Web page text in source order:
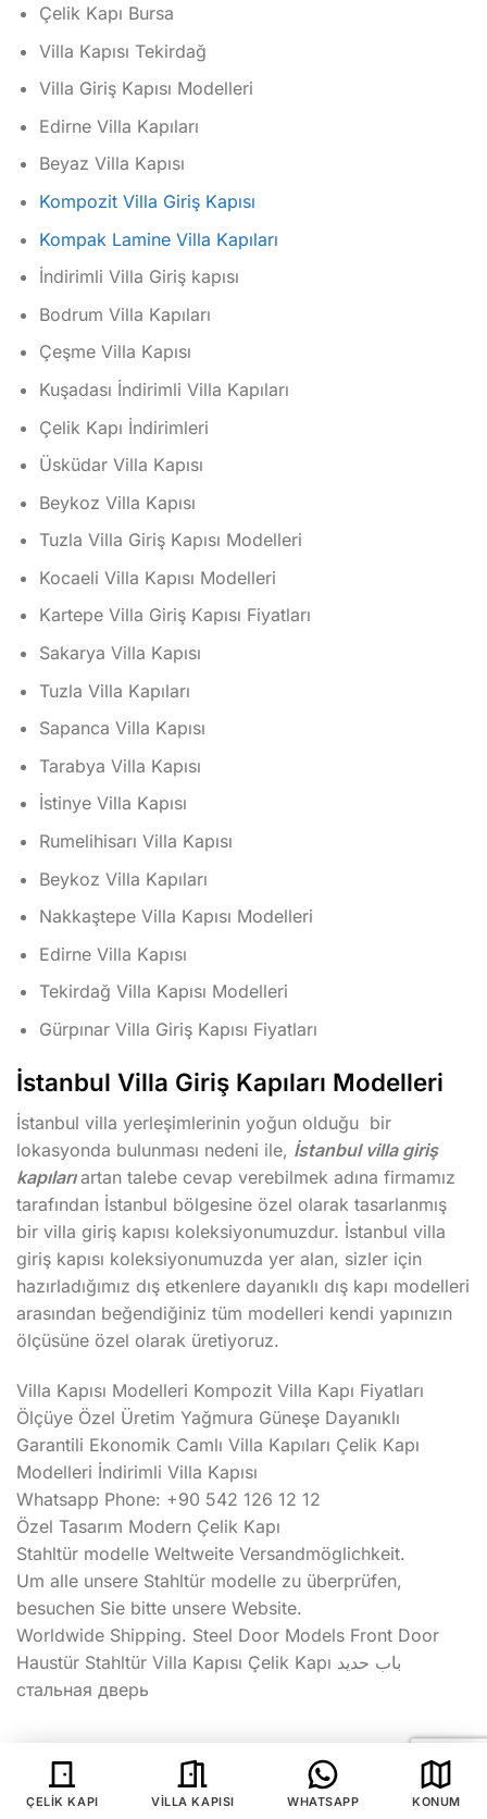
Çelik Kapı Bursa
Villa Kapısı Tekirdağ
Villa Giriş Kapısı Modelleri
Edirne Villa Kapıları
Beyaz Villa Kapısı
Kompozit Villa Giriş Kapısı
Kompak Lamine Villa Kapıları
İndirimli Villa Giriş kapısı
Bodrum Villa Kapıları
Çeşme Villa Kapısı
Kuşadası İndirimli Villa Kapıları
Çelik Kapı İndirimleri
Üsküdar Villa Kapısı
Beykoz Villa Kapısı
Tuzla Villa Giriş Kapısı Modelleri
Kocaeli Villa Kapısı Modelleri
Kartepe Villa Giriş Kapısı Fiyatları
Sakarya Villa Kapısı
Tuzla Villa Kapıları
Sapanca Villa Kapısı
Tarabya Villa Kapısı
İstinye Villa Kapısı
Rumelihisarı Villa Kapısı
Beykoz Villa Kapıları
Nakkaştepe Villa Kapısı Modelleri
Edirne Villa Kapısı
Tekirdağ Villa Kapısı Modelleri
Gürpınar Villa Giriş Kapısı Fiyatları
İstanbul Villa Giriş Kapıları Modelleri
İstanbul villa yerleşimlerinin yoğun olduğu bir
lokasyonda bulunması nedeni ile, İstanbul villa giriş
kapılarıartan talebe cevap verebilmek adına firmamız
tarafından İstanbul bölgesine özel olarak tasarlanmış
bir villa giriş kapısı koleksiyonumuzdur. İstanbul villa
giriş kapısı koleksiyonumuzda yer alan, sizler için
hazırladığımız dış etkenlere dayanıklı dış kapı modelleri
arasından beğendiğiniz tüm modelleri kendi yapınızın
ölçüsüne özel olarak üretiyoruz.
Villa Kapısı Modelleri Kompozit Villa Kapı Fiyatları
Ölçüye Özel Üretim Yağmura Güneşe Dayanıklı
Garantili Ekonomik Camlı Villa Kapıları Çelik Kapı
Modelleri İndirimli Villa Kapısı
Whatsapp Phone: +90 542 126 12 12
Özel Tasarım Modern Çelik Kapı
Stahltür modelle Weltweite Versandmöglichkeit.
Um alle unsere Stahltür modelle zu überprüfen,
besuchen Sie bitte unsere Website.
Worldwide Shipping. Steel Door Models Front Door
Haustür Stahltür Villa Kapısı Çelik Kapı باب حديد
стальная дверь
Villa Kapısı Kompozit Villa Kapısı |İstanbul Villa
ÇELIK KAPI VILLA KAPISI WHATSAPP KONUM